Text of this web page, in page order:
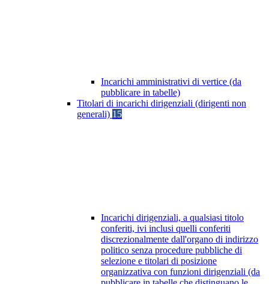
Incarichi amministrativi di vertice (da
pubblicare in tabelle)
Titolari di incarichi dirigenziali (dirigenti non
generali) 15
Incarichi dirigenziali, a qualsiasi titolo
conferiti, ivi inclusi quelli conferiti
discrezionalmente dall'organo di indirizzo
politico senza procedure pubbliche di
selezione e titolari di posizione
organizzativa con funzioni dirigenziali (da